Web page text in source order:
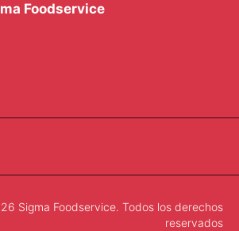
Foodservice
Sigma Foodservice. Todos los derechos
reservados